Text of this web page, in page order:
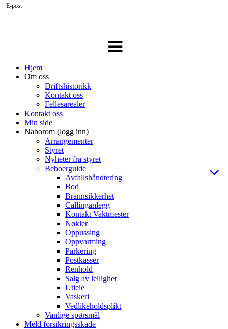
navigasjon
Hjem
Om oss
Driftshistorikk
Kontakt oss
Fellesarealer
Kontakt oss
Min side
Naborom (logg inn)
Arrangementer
Styret
Nyheter fra styret
Beboerguide
Avfallshåndtering
Bod
Brannsikkerhet
Callinganlegg
Kontakt Vaktmester
Nøkler
Oppussing
Oppvarming
Parkering
Postkasser
Renhold
Salg av leilighet
Utleie
Vaskeri
Vedlikeholdsplikt
Vanlige spørsmål
Meld forsikringsskade
E-post